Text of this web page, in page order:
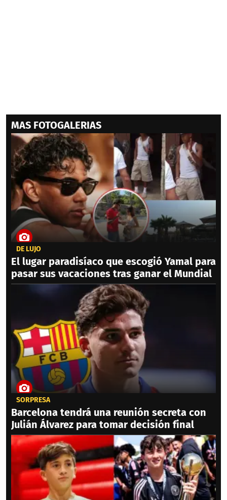
MAS FOTOGALERIAS
DE LUJO
El lugar paradisíaco que escogió Yamal para
pasar sus vacaciones tras ganar el Mundial
SORPRESA
Barcelona tendrá una reunión secreta con
Julián Álvarez para tomar decisión final